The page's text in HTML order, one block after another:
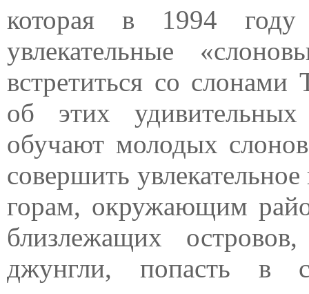
которая в 1994 году
увлекательные
встретиться со слонами
об этих
обучают молодых
совершить
горам, окружающим
близлежащих
джунгли, попасть в